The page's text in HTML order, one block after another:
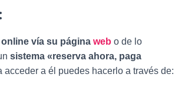
online vía su página web o de lo
sistema «reserva ahora, paga
acceder a él puedes hacerlo a través de: